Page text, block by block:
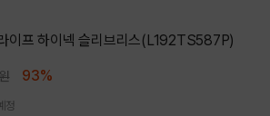
이프 하이넥 슬리브리스(L192TS587P)
93%
정